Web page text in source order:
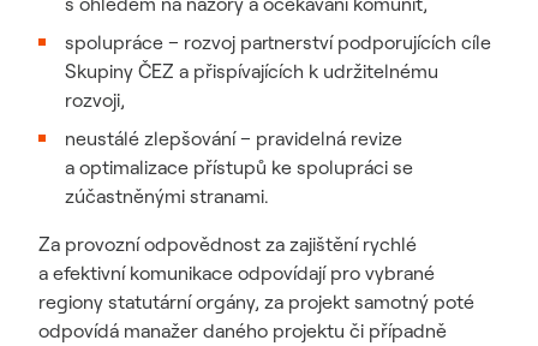
spolupráce – rozvoj partnerství podporujících cíle
Skupiny ČEZ a přispívajících k udržitelnému
rozvoji,
neustálé zlepšování – pravidelná revize
a optimalizace přístupů ke spolupráci se
zúčastněnými stranami.
Za provozní odpovědnost za zajištění rychlé
a efektivní komunikace odpovídají pro vybrané
regiony statutární orgány, za projekt samotný poté
odpovídá manažer daného projektu či případně